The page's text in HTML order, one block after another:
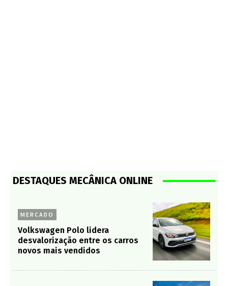
DESTAQUES MECÂNICA ONLINE
MERCADO
Volkswagen Polo lidera
desvalorização entre os carros
novos mais vendidos